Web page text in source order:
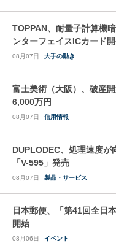
TOPPAN、耐量子計算機
ンターフェイスICカード
08月07日 大手の動き
富士美術（大阪）、破産
6,000万円
08月07日 信用情報
DUPLODEC、処理速度が
「V-595」発売
08月07日 製品・サービス
日本郵便、「第41回全日
開始
08月06日 イベント